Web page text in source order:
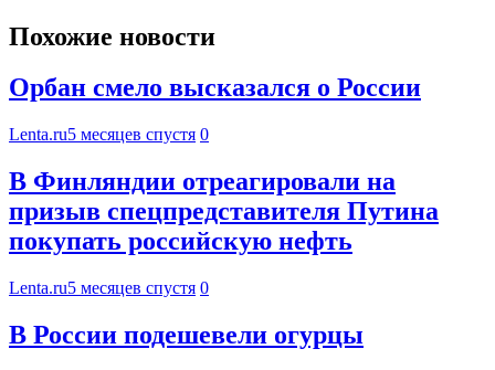
Похожие новости
Орбан смело высказался о России
Lenta.ru5 месяцев спустя 0
В Финляндии отреагировали на
призыв спецпредставителя Путина
покупать российскую нефть
Lenta.ru5 месяцев спустя 0
В России подешевели огурцы